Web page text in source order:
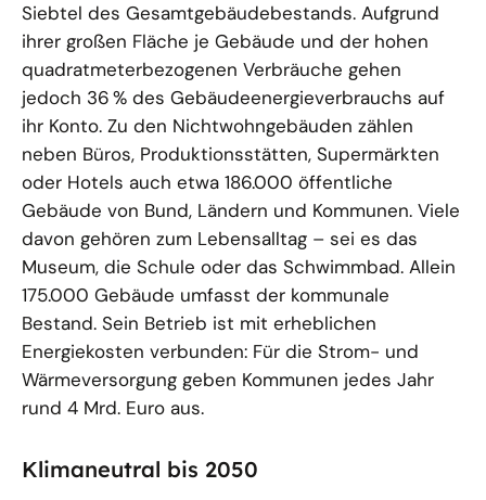
Siebtel des Gesamtgebäudebestands. Aufgrund
ihrer großen Fläche je Gebäude und der hohen
quadratmeterbezogenen Verbräuche gehen
jedoch 36 % des Gebäudeenergieverbrauchs auf
ihr Konto. Zu den Nichtwohngebäuden zählen
neben Büros, Produktionsstätten, Supermärkten
oder Hotels auch etwa 186.000 öffentliche
Gebäude von Bund, Ländern und Kommunen. Viele
davon gehören zum Lebensalltag – sei es das
Museum, die Schule oder das Schwimmbad. Allein
175.000 Gebäude umfasst der kommunale
Bestand. Sein Betrieb ist mit erheblichen
Energiekosten verbunden: Für die Strom- und
Wärmeversorgung geben Kommunen jedes Jahr
rund 4 Mrd. Euro aus.
Klimaneutral bis 2050